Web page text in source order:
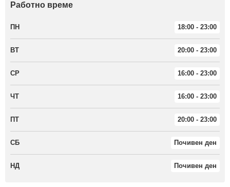
Работно време
ПН 18:00 - 23:00
ВТ 20:00 - 23:00
СР 16:00 - 23:00
ЧТ 16:00 - 23:00
ПТ 20:00 - 23:00
СБ Почивен ден
НД Почивен ден